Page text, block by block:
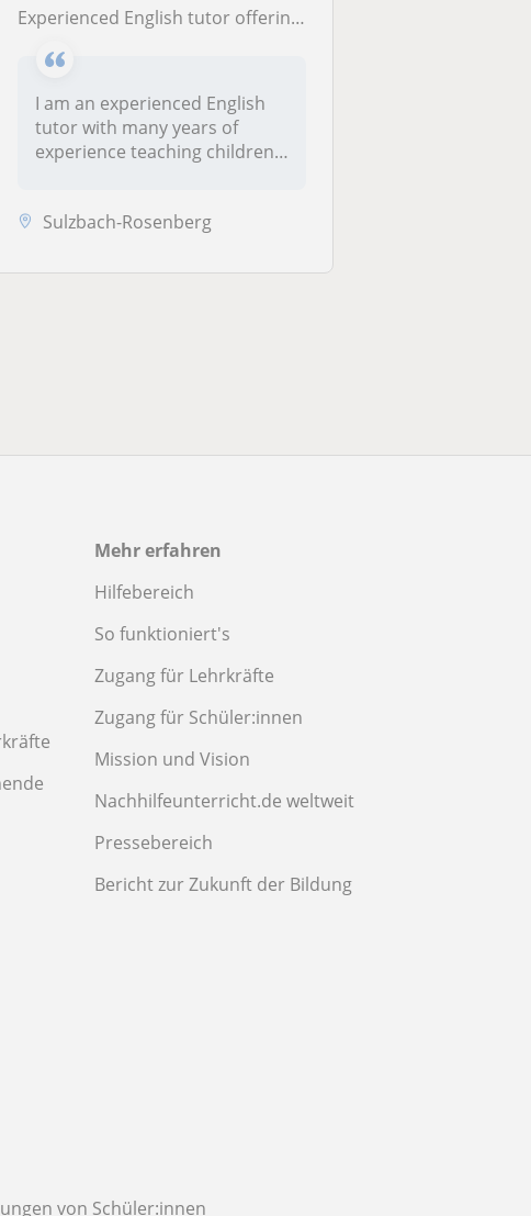
Experienced English tutor offering personalised lessons and exam preparation
I am an experienced English
tutor with many years of
experience teaching children,
Sulzbach-Rosenberg
Mehr erfahren
Hilfebereich
So funktioniert's
Zugang für Lehrkräfte
Zugang für Schüler:innen
Mission und Vision
Nachhilfeunterricht.de weltweit
Pressebereich
Bericht zur Zukunft der Bildung
von Schüler:innen